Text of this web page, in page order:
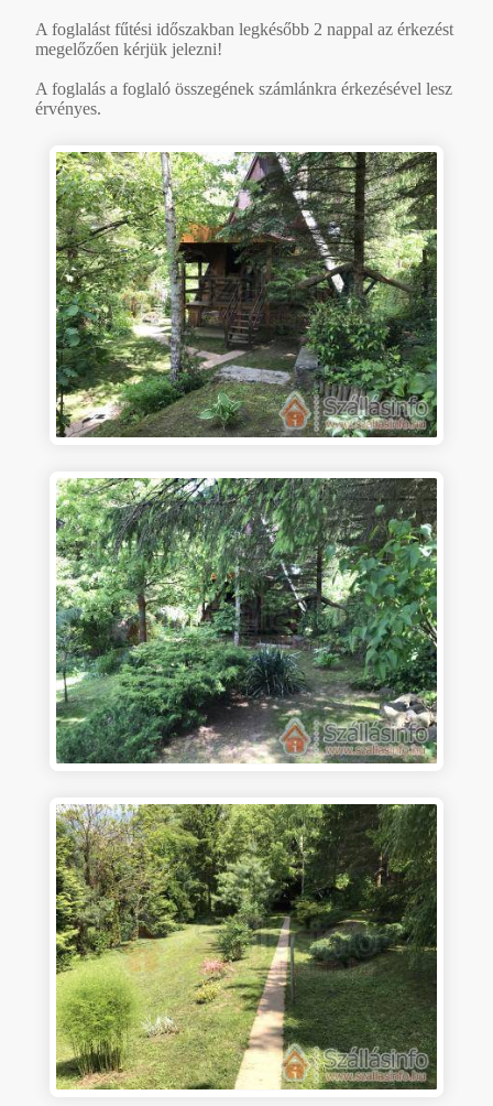
A foglalást fűtési időszakban legkésőbb 2 nappal az érkezést
megelőzően kérjük jelezni!
A foglalás a foglaló összegének számlánkra érkezésével lesz
érvényes.